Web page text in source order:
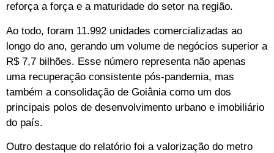
reforça a força e a maturidade do setor na região.
Ao todo, foram 11.992 unidades comercializadas ao
longo do ano, gerando um volume de negócios superior a
R$ 7,7 bilhões. Esse número representa não apenas
uma recuperação consistente pós-pandemia, mas
também a consolidação de Goiânia como um dos
principais polos de desenvolvimento urbano e imobiliário
do país.
Outro destaque do relatório foi a valorização do metro